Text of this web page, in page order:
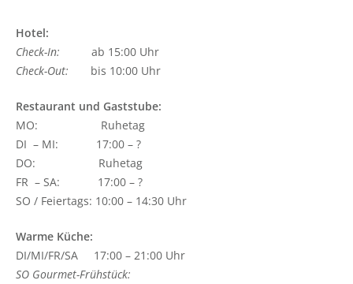
Hotel:
Check-In:
ab 15:00 Uhr
Check-Out: bis 10:00 Uhr
Restaurant und Gaststube:
MO: Ruhetag
DI – MI: 17:00 – ?
DO: Ruhetag
FR – SA: 17:00 – ?
SO / Feiertags: 10:00 – 14:30 Uhr
Warme Küche:
DI/MI/FR/SA 17:00 – 21:00 Uhr
SO Gourmet-Frühstück: